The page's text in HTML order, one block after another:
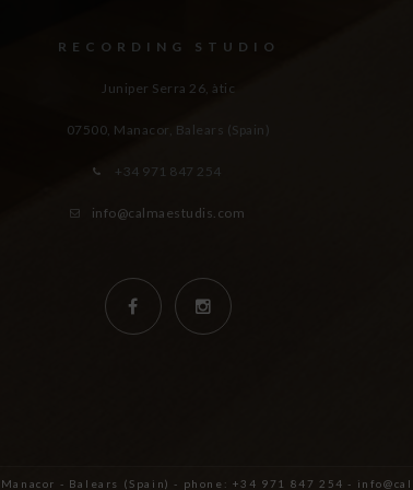
RECORDING STUDIO
Juniper Serra 26, àtic
07500, Manacor, Balears (Spain)
+34 971 847 254
info@calmaestudis.com
- Balears (Spain) - phone: +34 971 847 254 -